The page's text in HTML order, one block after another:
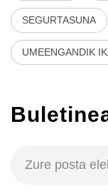
SEGURTASUNA
UMEENGANDIK